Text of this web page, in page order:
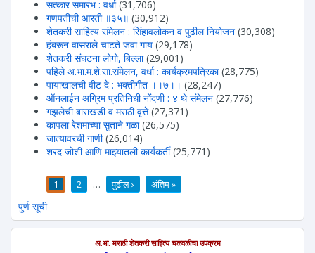
सत्कार समारंभ : वर्धा (31,706)
गणपतीची आरती ॥३५॥ (30,912)
शेतकरी साहित्य संमेलन : सिंहावलोकन व पुढील नियोजन (30,308)
हंबरून वासराले चाटते जवा गाय (29,178)
शेतकरी संघटना लोगो, बिल्ला (29,001)
पहिले अ.भा.म.शे.सा.संमेलन, वर्धा : कार्यक्रमपत्रिका (28,775)
पायाखालची वीट दे : भक्तीगीत ।।७।। (28,247)
ऑनलाईन अग्रिम प्रतिनिधी नोंदणी : ४ थे संमेलन (27,776)
गझलेची बाराखडी व मराठी वृत्ते (27,371)
कापला रेशमाच्या सुताने गळा (26,575)
जात्यावरची गाणी (26,014)
शरद जोशी आणि माझ्यातली कार्यकर्ती (25,771)
1 2 … पुढील › अंतिम »
पुर्ण सूची
अ.भा. मराठी शेतकरी साहित्य चळवळीचा उपक्रम